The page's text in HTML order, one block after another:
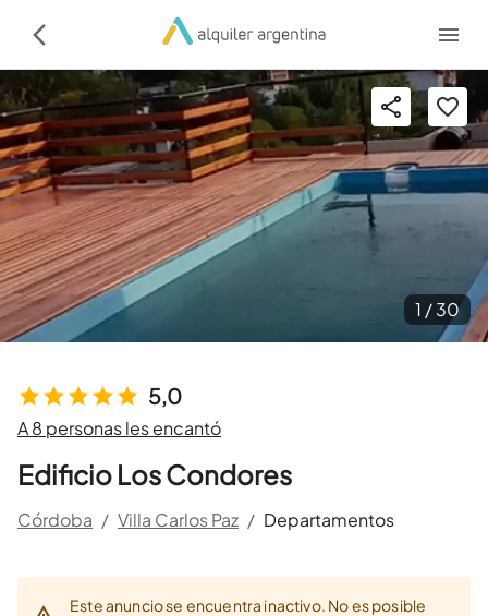
5,0
A 8 personas les encantó
Edificio Los Condores
Córdoba / Villa Carlos Paz / Departamentos
1 /30
Este anuncio se encuentra inactivo. No es posible